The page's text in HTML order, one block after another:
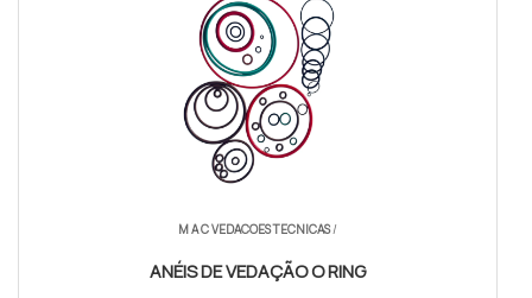
M A C VEDACOES TECNICAS/
ANÉIS DE VEDAÇÃO O RING